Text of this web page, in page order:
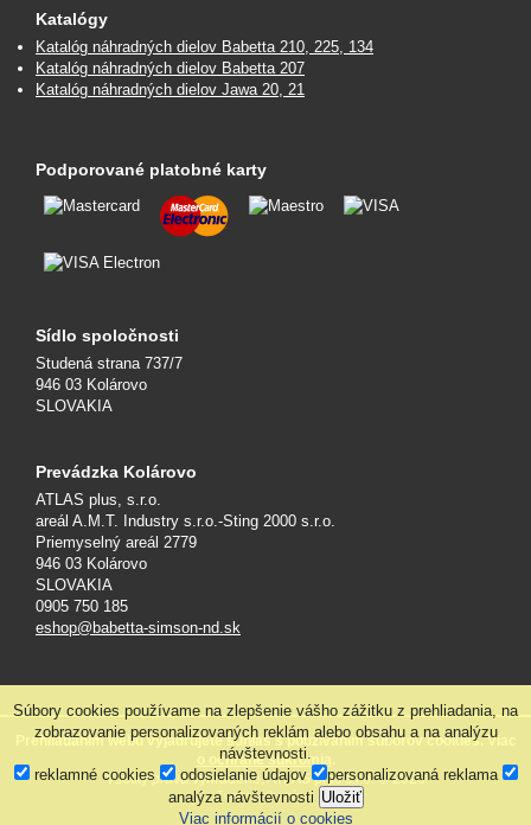
Katalógy
Katalóg náhradných dielov Babetta 210, 225, 134
Katalóg náhradných dielov Babetta 207
Katalóg náhradných dielov Jawa 20, 21
Podporované platobné karty
Sídlo spoločnosti
Studená strana 737/7
946 03 Kolárovo
SLOVAKIA
Prevádzka Kolárovo
ATLAS plus, s.r.o.
areál A.M.T. Industry s.r.o.-Sting 2000 s.r.o.
Priemyselný areál 2779
946 03 Kolárovo
SLOVAKIA
0905 750 185
eshop@babetta-simson-nd.sk
Prehliadaním webu vyjadrujete súhlas s používaním súborov cookies. Viac
o ochrane súkromia
Všetky práva vyhradené, ATLAS plus s.r.o. © 2026
Tvorba web stránok
Súbory cookies používame na zlepšenie vášho zážitku z prehliadania, na
zobrazovanie personalizovaných reklám alebo obsahu a na analýzu
návštevnosti.
reklamné cookies
odosielanie údajov
personalizovaná reklama
analýza návštevnosti Uložiť
Viac informácií o cookies